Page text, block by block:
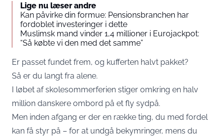
Lige nu læser andre
Kan påvirke din formue: Pensionsbranchen har
fordoblet investeringer i dette
Muslimsk mand vinder 1,4 millioner i Eurojackpot:
“Så købte vi den med det samme”
Er passet fundet frem, og kufferten halvt pakket?
Så er du langt fra alene.
I løbet af skolesommerferien stiger omkring en halv
million danskere ombord på et fly sydpå.
Men inden afgang er der en række ting, du med fordel
kan få styr på – for at undgå bekymringer, mens du